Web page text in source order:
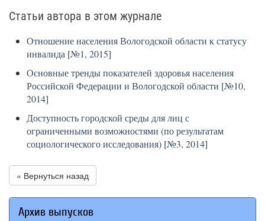
Статьи автора в этом журнале
Отношение населения Вологодской области к статусу
инвалида [№1, 2015]
Основные тренды показателей здоровья населения
Российской Федерации и Вологодской области [№10,
2014]
Доступность городской среды для лиц с
ограниченными возможностями (по результатам
социологического исследования) [№3, 2014]
« Вернуться назад
Архив выпусков